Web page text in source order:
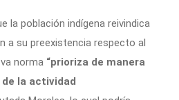
la población indígena reivindica
a su preexistencia respecto al
norma “prioriza de manera
la actividad